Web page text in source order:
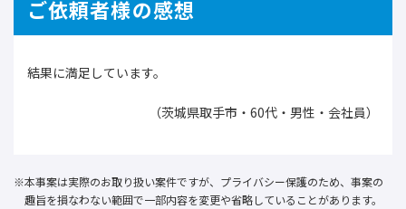
ご依頼者様の感想
結果に満足しています。
（茨城県取手市・60代・男性・会社員）
本事案は実際のお取り扱い案件ですが、プライバシー保護のため、事案の
趣旨を損なわない範囲で一部内容を変更や省略していることがあります。